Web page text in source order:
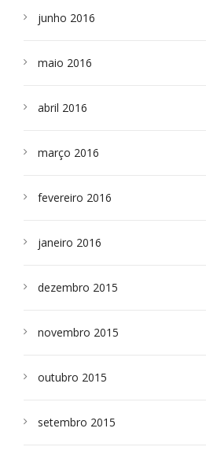
junho 2016
maio 2016
abril 2016
março 2016
fevereiro 2016
janeiro 2016
dezembro 2015
novembro 2015
outubro 2015
setembro 2015